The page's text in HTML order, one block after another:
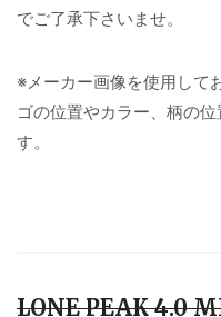
でご了承下さいませ。
※メーカー画像を使用して
ゴの位置やカラー、柄の
す。
LONE PEAK 4.0